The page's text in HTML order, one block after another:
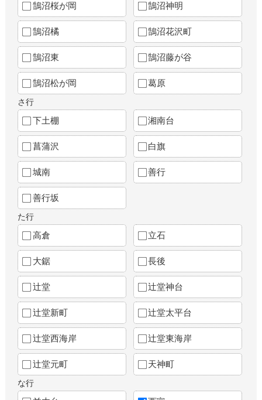
鵠沼桜が岡 鵠沼神明
鵠沼橘 鵠沼花沢町
鵠沼東 鵠沼藤が谷
鵠沼松が岡 葛原
さ行
下土棚 湘南台
菖蒲沢 白旗
城南 善行
善行坂
た行
高倉 立石
大鋸 長後
辻堂 辻堂神台
辻堂新町 辻堂太平台
辻堂西海岸 辻堂東海岸
辻堂元町 天神町
な行